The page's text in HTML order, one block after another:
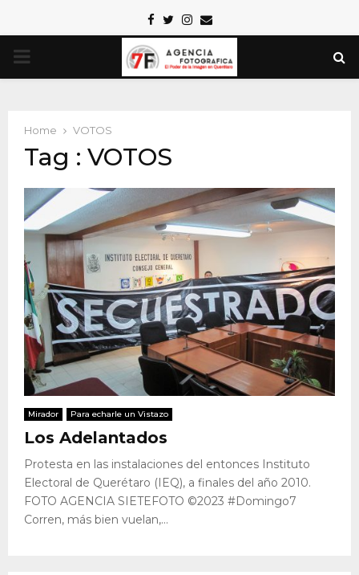
Facebook
TwitterInstagram
Email
PRIMARY
Home VOTOS
Tag : VOTOS
Mirador Para echarle un Vistazo
Los Adelantados
Protesta en las instalaciones del entonces Instituto
Electoral de Querétaro (IEQ), a finales del año 2010.
FOTO AGENCIA SIETEFOTO ©2023 #Domingo7
Corren, más bien vuelan,...